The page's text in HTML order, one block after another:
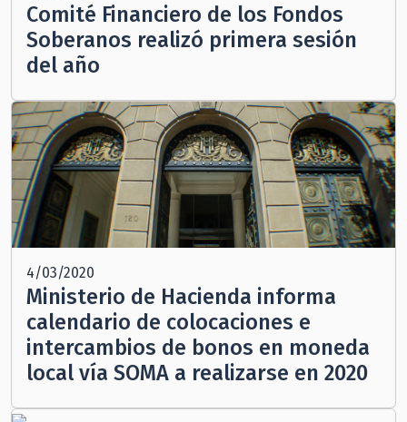
Comité Financiero de los Fondos
Soberanos realizó primera sesión
del año
4/03/2020
Ministerio de Hacienda informa
calendario de colocaciones e
intercambios de bonos en moneda
local vía SOMA a realizarse en 2020